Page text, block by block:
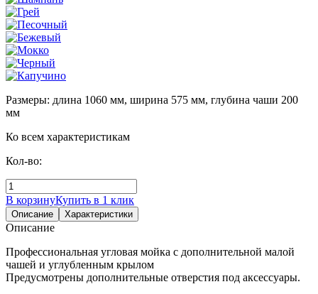
Размеры: длина 1060 мм, ширина 575 мм, глубина чаши 200
мм
Ко всем характеристикам
Кол-во:
В корзинуКупить в 1 клик
Описание Характеристики
Описание
Профессиональная угловая мойка с дополнительной малой
чашей и углубленным крылом
Предусмотрены дополнительные отверстия под аксессуары.